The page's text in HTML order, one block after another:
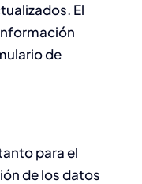
El
de
para el
de los datos